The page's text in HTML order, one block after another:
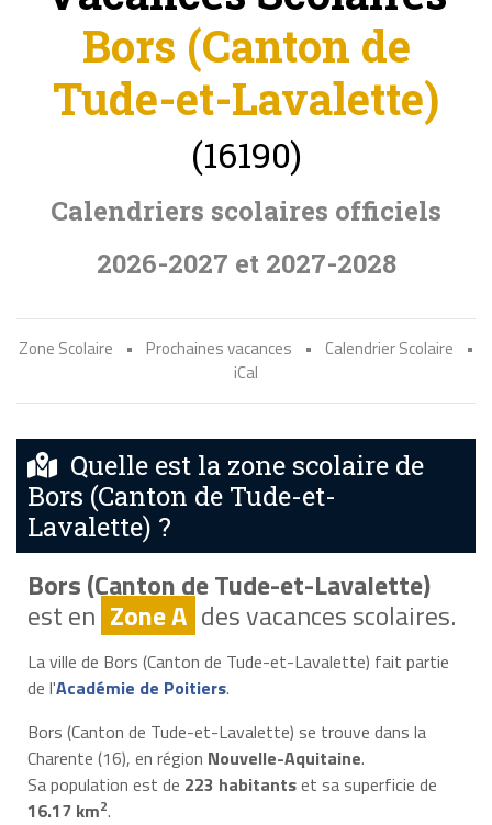
Bors (Canton de
Tude-et-Lavalette)
(16190)
Calendriers scolaires officiels
2026-2027 et 2027-2028
Zone Scolaire • Prochaines vacances • Calendrier Scolaire
•
iCal
Quelle est la zone scolaire de
Bors (Canton de Tude-et-
Lavalette) ?
Bors (Canton de Tude-et-Lavalette)
est en Zone A des vacances scolaires.
La ville de Bors (Canton de Tude-et-Lavalette) fait partie
de l'Académie de Poitiers.
Bors (Canton de Tude-et-Lavalette) se trouve dans la
Charente (16), en région Nouvelle-Aquitaine.
Sa population est de 223 habitantset sa superficie de
16.17 km2.